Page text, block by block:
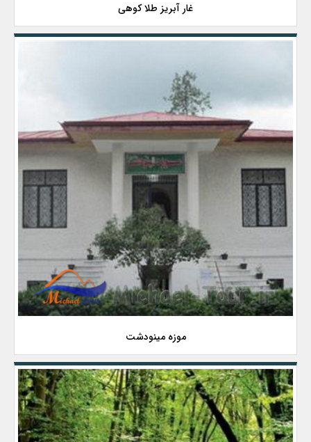
غار آبریز طلا کوهی
موزه مینودشت